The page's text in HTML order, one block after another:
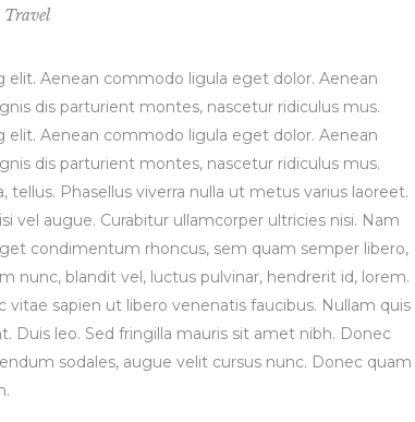
Travel
Aenean commodo ligula eget dolor. Aenean
dis parturient montes, nascetur ridiculus mus.
Aenean commodo ligula eget dolor. Aenean
dis parturient montes, nascetur ridiculus mus.
Phasellus viverra nulla ut metus varius laoreet.
vel augue. Curabitur ullamcorper ultricies nisi. Nam
condimentum rhoncus, sem quam semper libero,
nunc, blandit vel, luctus pulvinar, hendrerit id, lorem.
sapien ut libero venenatis faucibus. Nullam quis
leo. Sed fringilla mauris sit amet nibh. Donec
sodales, augue velit cursus nunc. Donec quam